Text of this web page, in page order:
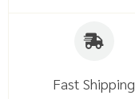
Fast Shipping